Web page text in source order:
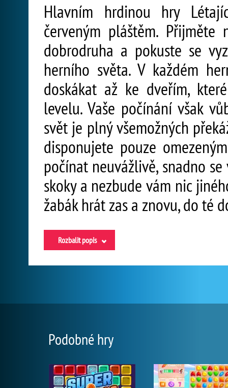
Hlavním hrdinou hry
červeným pláštěm.
dobrodruha a pokuste se
herního světa. V každém
doskákat až ke dveřím,
levelu. Vaše počínání však
svět je plný všemožných
disponujete pouze
počínat neuvážlivě, snadno
skoky a nezbude vám nic
žabák hrát zas a znovu, do té
Rozbalit popis
Podobné hry